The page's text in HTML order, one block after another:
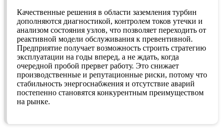
Качественные решения в области заземления турбин
дополняются диагностикой, контролем токов утечки и
анализом состояния узлов, что позволяет переходить от
реактивной модели обслуживания к превентивной.
Предприятие получает возможность строить стратегию
эксплуатации на годы вперед, а не ждать, когда
очередной пробой прервет работу. Это снижает
производственные и репутационные риски, потому что
стабильность энергоснабжения и отсутствие аварий
постепенно становятся конкурентным преимуществом
на рынке.